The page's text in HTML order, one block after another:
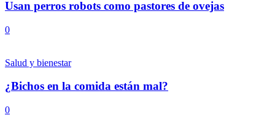
Usan perros robots como pastores de ovejas
0
Salud y bienestar
¿Bichos en la comida están mal?
0